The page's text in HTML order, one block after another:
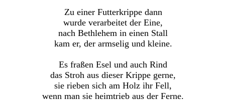
Zu einer Futterkrippe dann
wurde verarbeitet der Eine,
nach Bethlehem in einen Stall
kam er, der armselig und kleine.
Es fraßen Esel und auch Rind
das Stroh aus dieser Krippe gerne,
sie rieben sich am Holz ihr Fell,
wenn man sie heimtrieb aus der Ferne.